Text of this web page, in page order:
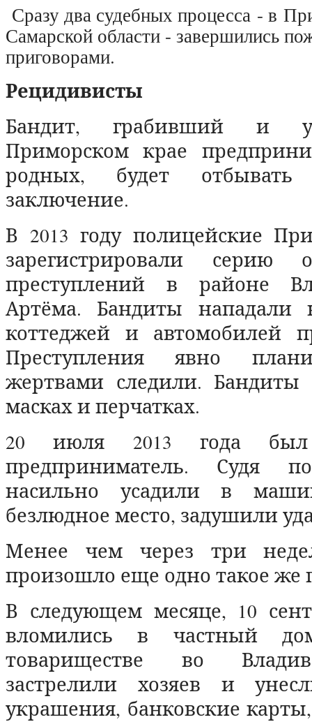
Сразу два судебных процесса - в
Самарской области - завершились
приговорами.
Рецидивисты
Бандит, грабивший и
Приморском крае
родных, будет отбывать
заключение.
В 2013 году полицейские
зарегистрировали серию
преступлений в районе
Артёма. Бандиты нападали
коттеджей и автомобилей
Преступления явно
жертвами следили. Бандиты
масках и перчатках.
20 июля 2013 года
предприниматель. Судя
насильно усадили в
безлюдное место, задушили
Менее чем через три
произошло еще одно такое же
В следующем месяце, 10
вломились в частный
товариществе во
застрелили хозяев и
украшения, банковские